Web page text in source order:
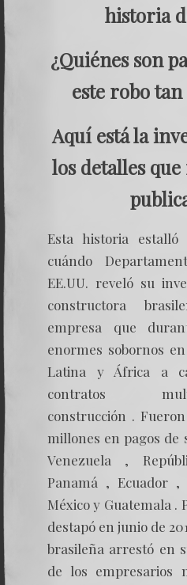
historia
¿Quiénes son
este robo
Aquí está la
los detalles
Esta historia
cuándo
EE.UU. reveló su
constructora
empresa que
enormes sobornos
Latina y África a
contratos
construcción .
millones en pagos de
Venezuela ,
Panamá , Ecuador
México y Guatemala .
destapó en junio de
brasileña arrestó en
de los empresarios